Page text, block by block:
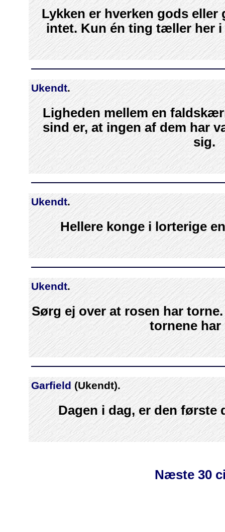
Lykken er hverken gods eller
intet. Kun én ting tæller her
Ukendt.
Ligheden mellem en
sind er, at ingen af dem har
sig.
Ukendt.
Hellere konge i lorterige
Ukendt.
Sørg ej over at rosen har
tornene har
Garfield (Ukendt).
Dagen i dag, er den første
Næste 30